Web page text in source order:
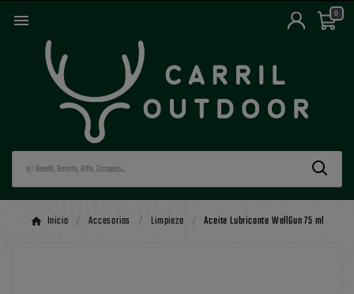
 0
Inicio Accesorios Limpieza Aceite Lubricante WellGun 75 ml